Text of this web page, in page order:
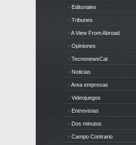
· Editoriales
· Tribunes
· A View From Abroad
· Opiniones
· TecnonewsCat
· Noticias
· Area empresas
· Videojuegos
· Entrevistas
· Dos minutos
· Campo Contrario